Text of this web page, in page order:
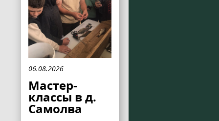
06.08.2026
Мастер-
классы в д.
Самолва